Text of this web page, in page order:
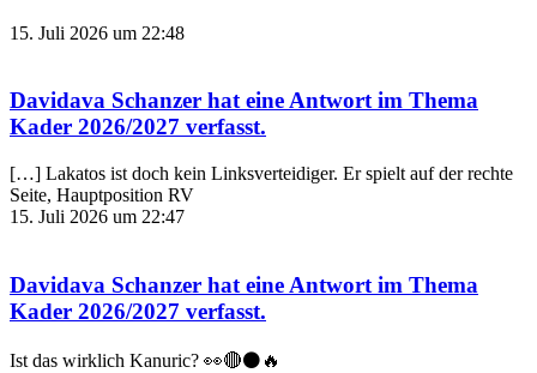
15. Juli 2026 um 22:48
Davidava Schanzer hat eine Antwort im Thema
Kader 2026/2027 verfasst.
[…] Lakatos ist doch kein Linksverteidiger. Er spielt auf der rechte
Seite, Hauptposition RV
15. Juli 2026 um 22:47
Davidava Schanzer hat eine Antwort im Thema
Kader 2026/2027 verfasst.
Ist das wirklich Kanuric? 👀🔴⚫️🔥